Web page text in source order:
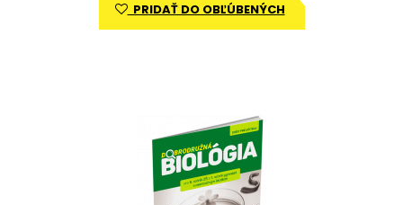
PRIDAŤ DO OBĽÚBENÝCH